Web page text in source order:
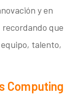
y en
que
talento,
Computing